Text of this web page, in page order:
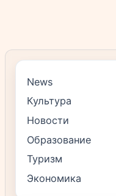
News
Культура
Новости
Образование
Туризм
Экономика